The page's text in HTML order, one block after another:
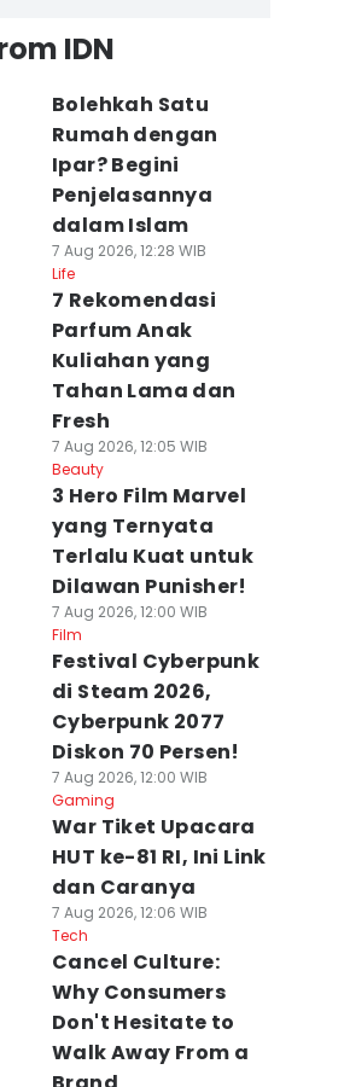
IDN
Bolehkah Satu
Rumah dengan
Ipar? Begini
Penjelasannya
dalam Islam
7 Aug 2026, 12:28 WIB
Life
7 Rekomendasi
Parfum Anak
Kuliahan yang
Tahan Lama dan
Fresh
7 Aug 2026, 12:05 WIB
Beauty
3 Hero Film Marvel
yang Ternyata
Terlalu Kuat untuk
Dilawan Punisher!
7 Aug 2026, 12:00 WIB
Film
Festival Cyberpunk
di Steam 2026,
Cyberpunk 2077
Diskon 70 Persen!
7 Aug 2026, 12:00 WIB
Gaming
War Tiket Upacara
HUT ke-81 RI, Ini Link
dan Caranya
7 Aug 2026, 12:06 WIB
Tech
Cancel Culture:
Why Consumers
Don't Hesitate to
Walk Away From a